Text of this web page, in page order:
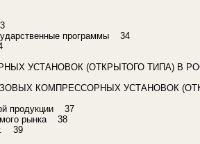
программы 34
УСТАНОВОК (ОТКРЫТОГО ТИПА) В
КОМПРЕССОРНЫХ УСТАНОВОК
продукции 37
рынка 38
39